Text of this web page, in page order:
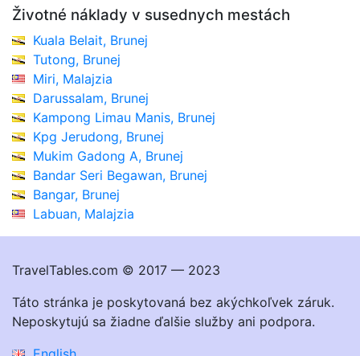
Životné náklady v susednych mestách
Kuala Belait, Brunej
Tutong, Brunej
Miri, Malajzia
Darussalam, Brunej
Kampong Limau Manis, Brunej
Kpg Jerudong, Brunej
Mukim Gadong A, Brunej
Bandar Seri Begawan, Brunej
Bangar, Brunej
Labuan, Malajzia
TravelTables.com © 2017 — 2023
Táto stránka je poskytovaná bez akýchkoľvek záruk.
Neposkytujú sa žiadne ďalšie služby ani podpora.